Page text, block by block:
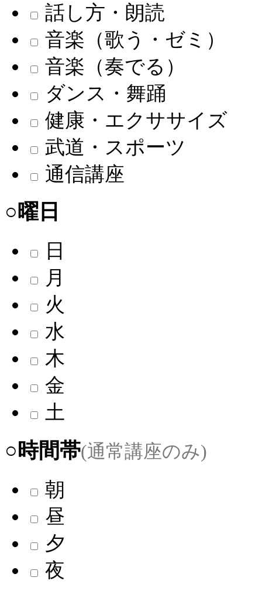
話し方・朗読
音楽（歌う・ゼミ）
音楽（奏でる）
ダンス・舞踊
健康・エクササイズ
武道・スポーツ
通信講座
○曜日
日
月
火
水
木
金
土
○時間帯(通常講座のみ)
朝
昼
夕
夜